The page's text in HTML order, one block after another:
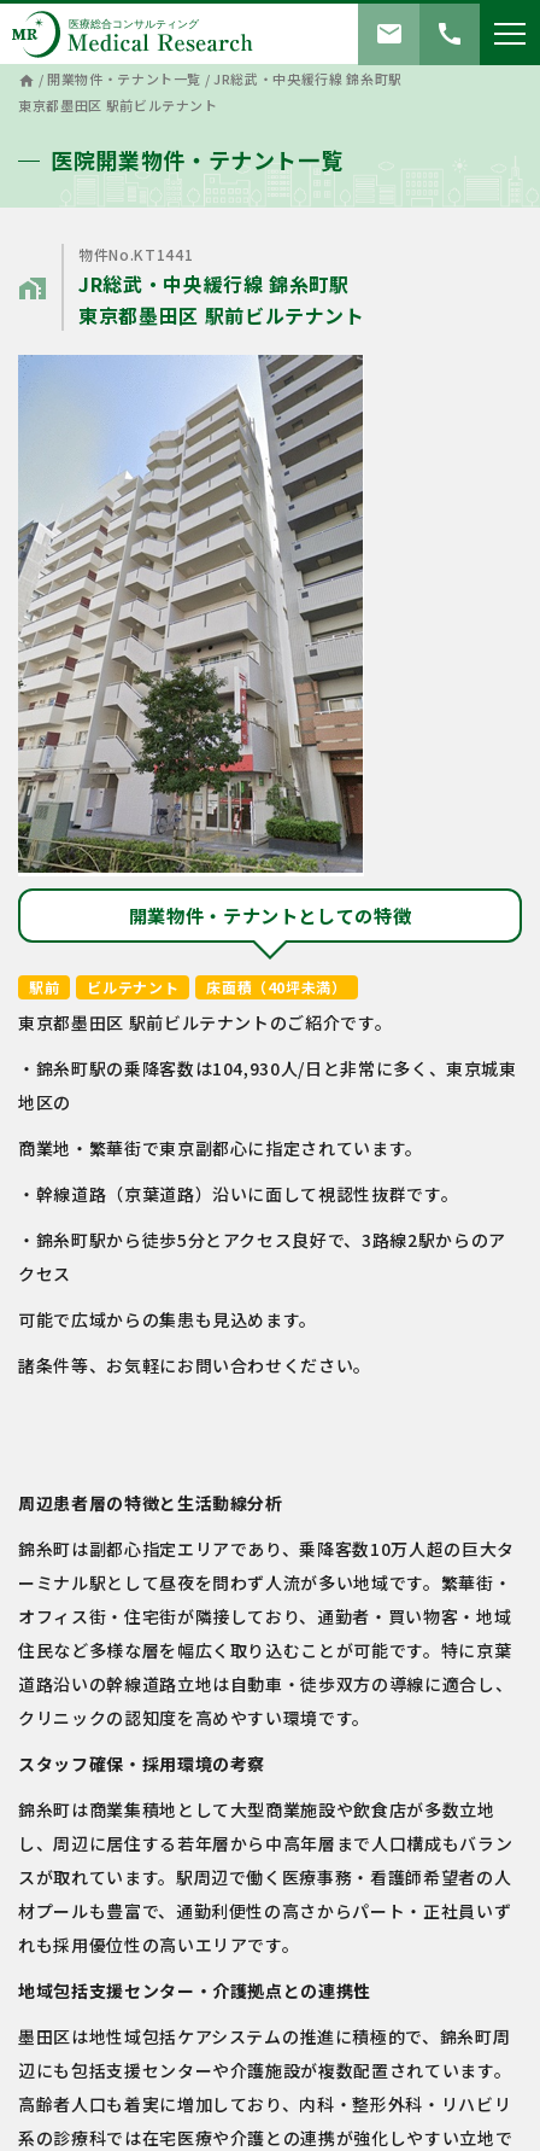
call
mail
home /開業物件・テナント一覧 /JR総武・中央緩⾏線 錦⽷町駅
東京都墨⽥区 駅前ビルテナント
医院開業物件・テナント一覧
home_work
物件No.KT1441
JR総武・中央緩⾏線 錦⽷町駅
東京都墨⽥区 駅前ビルテナント
開業物件・テナントとしての特徴
駅前 ビルテナント 床面積（40坪未満）
東京都墨⽥区 駅前ビルテナントのご紹介です。
・錦糸町駅の乗降客数は104,930人/日と非常に多く、東京城東
地区の
商業地・繁華街で東京副都心に指定されています。
・幹線道路（京葉道路）沿いに面して視認性抜群です。
・錦糸町駅から徒歩5分とアクセス良好で、3路線2駅からのア
クセス
可能で広域からの集患も見込めます。
諸条件等、お気軽にお問い合わせください。
周辺患者層の特徴と生活動線分析
錦糸町は副都心指定エリアであり、乗降客数10万人超の巨大タ
ーミナル駅として昼夜を問わず人流が多い地域です。繁華街・
オフィス街・住宅街が隣接しており、通勤者・買い物客・地域
住民など多様な層を幅広く取り込むことが可能です。特に京葉
道路沿いの幹線道路立地は自動車・徒歩双方の導線に適合し、
クリニックの認知度を高めやすい環境です。
スタッフ確保・採用環境の考察
錦糸町は商業集積地として大型商業施設や飲食店が多数立地
し、周辺に居住する若年層から中高年層まで人口構成もバラン
スが取れています。駅周辺で働く医療事務・看護師希望者の人
材プールも豊富で、通勤利便性の高さからパート・正社員いず
れも採用優位性の高いエリアです。
地域包括支援センター・介護拠点との連携性
墨田区は地性域包括ケアシステムの推進に積極的で、錦糸町周
辺にも包括支援センターや介護施設が複数配置されています。
高齢者人口も着実に増加しており、内科・整形外科・リハビリ
系の診療科では在宅医療や介護との連携が強化しやすい立地で